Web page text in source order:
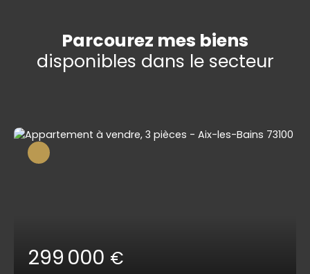
Parcourez mes biens
disponibles dans le secteur
299 000 €